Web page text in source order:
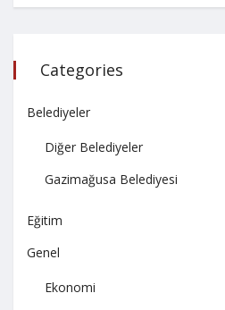
Categories
Belediyeler
Diğer Belediyeler
Gazimağusa Belediyesi
Eğitim
Genel
Ekonomi